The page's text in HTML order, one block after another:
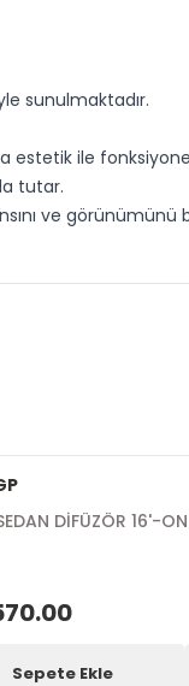
sunulmaktadır.
estetik ile
tutar.
ve
DİFÜZÖR 16'-ON
Sepete Ekle